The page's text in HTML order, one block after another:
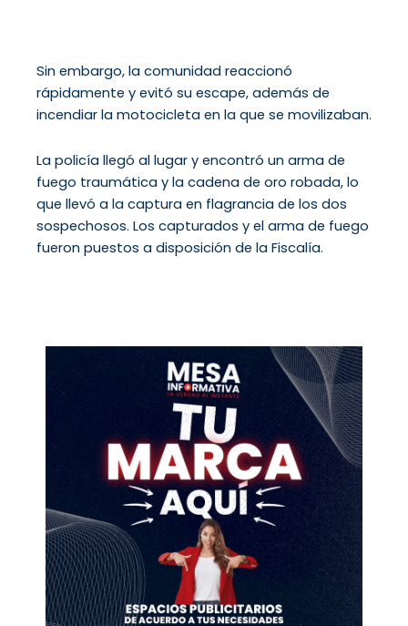
Sin embargo, la comunidad reaccionó
rápidamente y evitó su escape, además de
incendiar la motocicleta en la que se movilizaban.
La policía llegó al lugar y encontró un arma de
fuego traumática y la cadena de oro robada, lo
que llevó a la captura en flagrancia de los dos
sospechosos. Los capturados y el arma de fuego
fueron puestos a disposición de la Fiscalía.